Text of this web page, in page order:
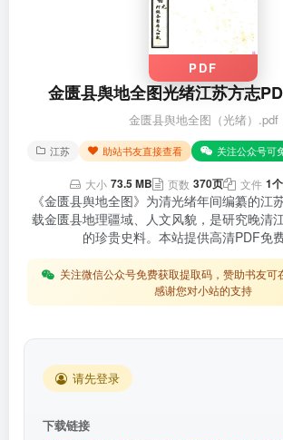
PDF
金匮县舆地全图光绪江苏方志
金匮县舆地全图（光绪）.pdf
江苏 助站书友直接查看 关注公众号可
大小 73.5 MB 页数 370页 文件 1个
《金匮县舆地全图》为清光绪年间编纂的江
载金匮县地理疆域、人文风貌，是研究晚清
的珍贵史料。本站提供高清PDF免费
关注微信公众号免费获取提取码，赞助书友可
感谢您对小站的支持
请先登录
下载链接